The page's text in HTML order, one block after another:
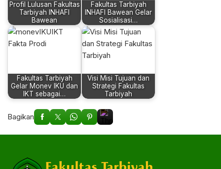
Profil Lulusan Fakultas
Tarbiyah INHAFI
Bawean
Fakultas Tarbiyah
INHAFI Bawean Gelar
Sosialisasi…
Fakultas Tarbiyah
Gelar Monev IKU dan
IKT sebagai…
Visi Misi Tujuan dan
Strategi Fakultas
Tarbiyah
Bagikan